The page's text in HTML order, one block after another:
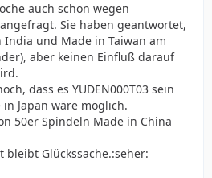
auch schon wegen
Sie haben geantwortet,
und Made in Taiwan am
aber keinen Einfluß darauf
dass es YUDEN000T03 sein
Japan wäre möglich.
50er Spindeln Made in China
Glückssache.:seher: